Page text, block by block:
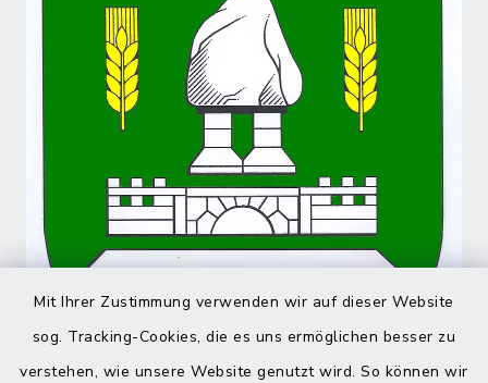
Mit Ihrer Zustimmung verwenden wir auf dieser Website
sog. Tracking-Cookies, die es uns ermöglichen besser zu
verstehen, wie unsere Website genutzt wird. So können wir